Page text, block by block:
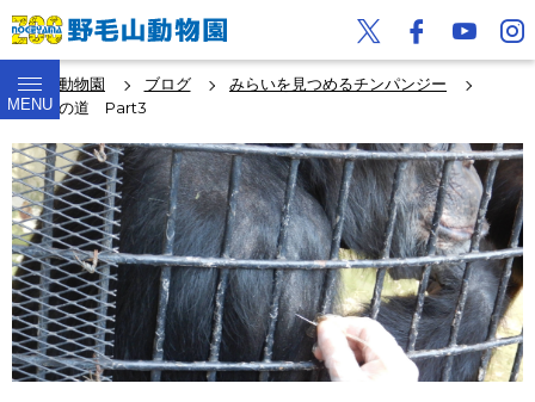
MENU
野毛山動物園 ブログ
みらいを見つめるチンパンジー
採血への道 Part3